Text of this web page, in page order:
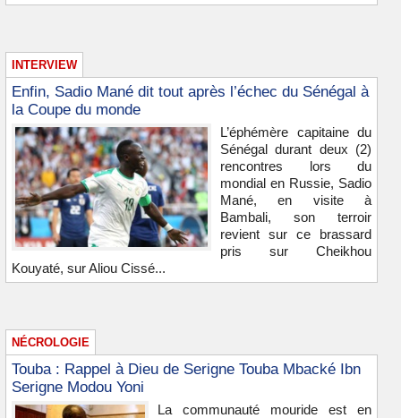
INTERVIEW
Enfin, Sadio Mané dit tout après l’échec du Sénégal à
la Coupe du monde
L’éphémère capitaine du
Sénégal durant deux (2)
rencontres lors du
mondial en Russie, Sadio
Mané, en visite à
Bambali, son terroir
revient sur ce brassard
pris sur Cheikhou
Kouyaté, sur Aliou Cissé...
NÉCROLOGIE
Touba : Rappel à Dieu de Serigne Touba Mbacké Ibn
Serigne Modou Yoni
La communauté mouride est en